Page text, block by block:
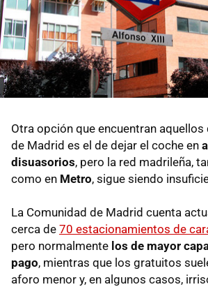
Otra opción que encuentran aquellos
de Madrid es el de dejar el coche en
disuasorios, pero la red madrileña,
como en Metro, sigue siendo
La Comunidad de Madrid cuenta
cerca de 70 estacionamientos de
pero normalmente los de mayor
pago, mientras que los gratuitos
aforo menor y, en algunos casos,